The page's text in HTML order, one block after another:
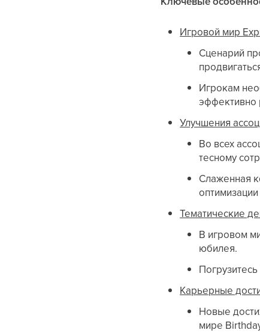
Игровой мир
Сценарий
Игрокам
Улучшения
Во всех
тесному
Слаженная
Тематические
В игровом
юбилея.
Карьерные
Новые
мире